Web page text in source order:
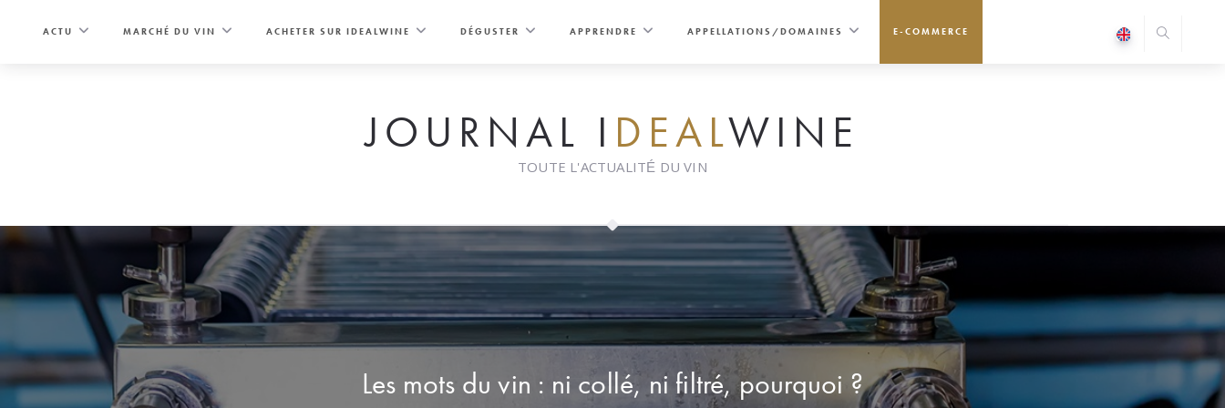
ACTU MARCHÉ DU VIN ACHETER SUR IDEALWINE DÉGUSTER APPRENDRE APPELLATIONS/DOMAINES E-COMMERCE
JOURNAL I DEALWINE
TOUTE L'ACTUALITÉ DU VIN
Les mots du vin : ni collé, ni filtré, pourquoi ?